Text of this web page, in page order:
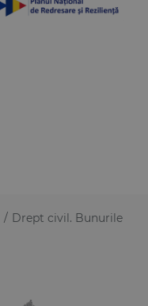
/ Drept civil. Bunurile